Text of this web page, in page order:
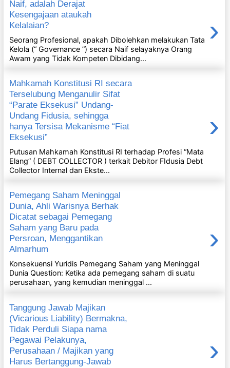
Naif, adalah Derajat
Kesengajaan ataukah
Kelalaian?
›
Seorang Profesional, apakah Dibolehkan melakukan Tata
Kelola (“ Governance ”) secara Naif selayaknya Orang
Awam yang Tidak Kompeten Dibidang...
Mahkamah Konstitusi RI secara
Terselubung Menganulir Sifat
“Parate Eksekusi” Undang-
Undang Fidusia, sehingga
hanya Tersisa Mekanisme “Fiat
Eksekusi”
›
Putusan Mahkamah Konstitusi RI terhadap Profesi “Mata
Elang” ( DEBT COLLECTOR ) terkait Debitor FIdusia Debt
Collector Internal dan Ekste...
Pemegang Saham Meninggal
Dunia, Ahli Warisnya Berhak
Dicatat sebagai Pemegang
Saham yang Baru pada
Persroan, Menggantikan
Almarhum
›
Konsekuensi Yuridis Pemegang Saham yang Meninggal
Dunia Question: Ketika ada pemegang saham di suatu
perusahaan, yang kemudian meninggal ...
Tanggung Jawab Majikan
(Vicarious Liability) Bermakna,
Tidak Perduli Siapa nama
Pegawai Pelakunya,
Perusahaan / Majikan yang
Harus Bertanggung-Jawab
›